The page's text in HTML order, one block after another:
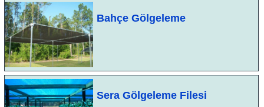
Bahçe Gölgeleme
Sera Gölgeleme Filesi